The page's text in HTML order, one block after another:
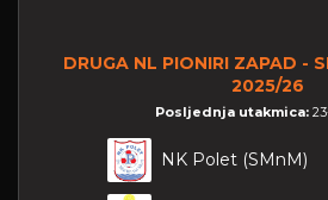
DRUGA NL PIONIRI ZAPAD -
2025/26
Posljednja utakmica:
NK Polet (SMnM)